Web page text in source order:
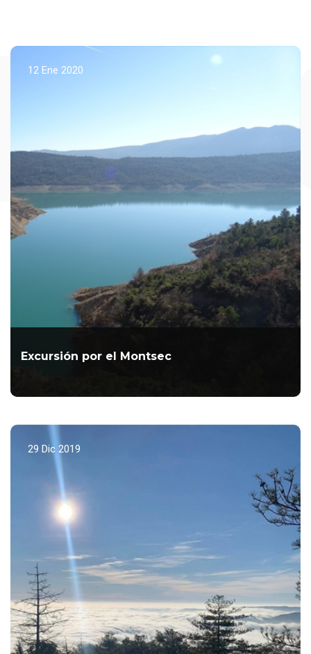
12 Ene 2020
Excursión por el Montsec
29 Dic 2019